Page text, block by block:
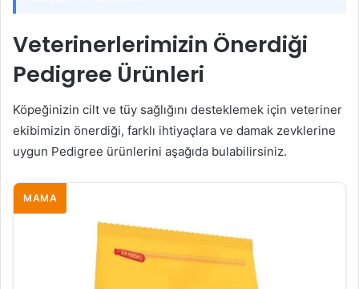
Veterinerlerimizin Önerdiği
Pedigree Ürünleri
Köpeğinizin cilt ve tüy sağlığını desteklemek için veteriner
ekibimizin önerdiği, farklı ihtiyaçlara ve damak zevklerine
uygun Pedigree ürünlerini aşağıda bulabilirsiniz.
MAMA